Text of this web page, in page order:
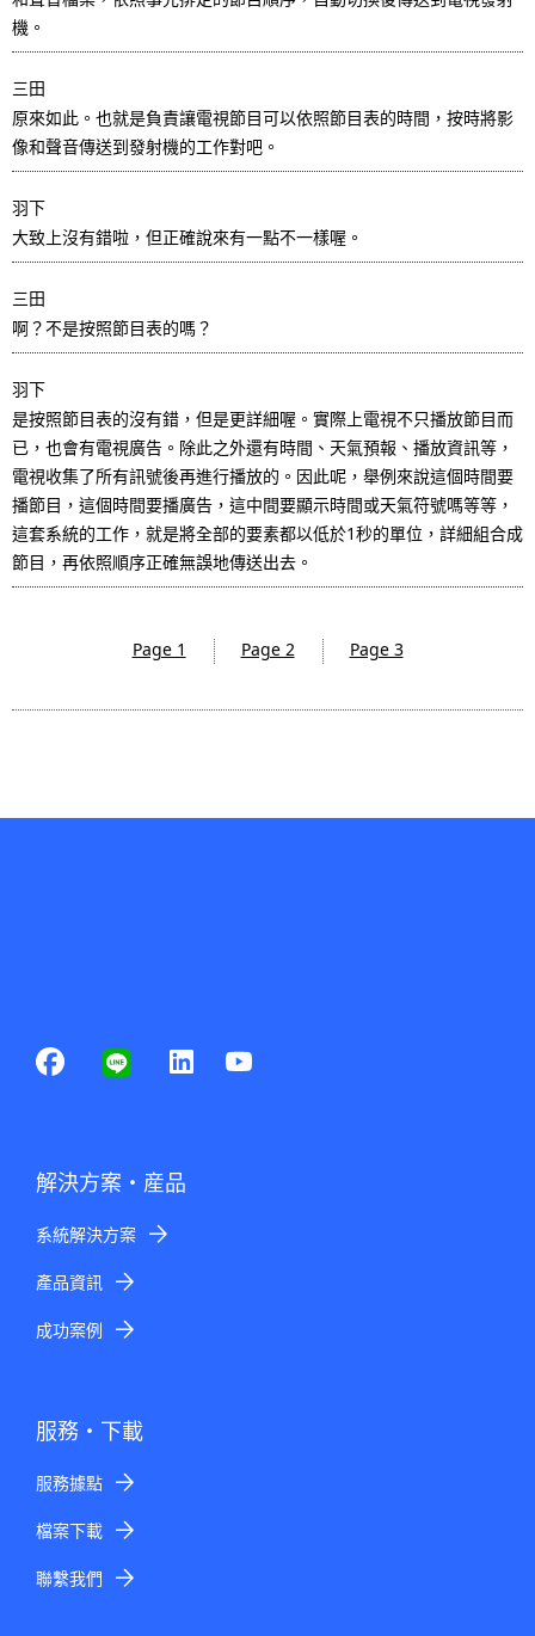
機。
三田
原來如此。也就是負責讓電視節目可以依照節目表的時間，按時將影
像和聲音傳送到發射機的工作對吧。
羽下
大致上沒有錯啦，但正確說來有一點不一樣喔。
三田
啊？不是按照節目表的嗎？
羽下
是按照節目表的沒有錯，但是更詳細喔。實際上電視不只播放節目而
已，也會有電視廣告。除此之外還有時間、天氣預報、播放資訊等，
電視收集了所有訊號後再進行播放的。因此呢，舉例來說這個時間要
播節目，這個時間要播廣告，這中間要顯示時間或天氣符號嗎等等，
這套系統的工作，就是將全部的要素都以低於1秒的單位，詳細組合成
節目，再依照順序正確無誤地傳送出去。
Page 1 Page 2 Page 3
解決方案・産品
系統解決方案
產品資訊
成功案例
服務・下載
服務據點
檔案下載
聯繫我們